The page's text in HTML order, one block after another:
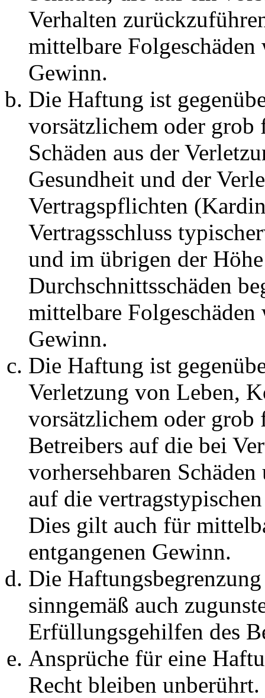
Verhalten
mittelbare Folgeschäden
Gewinn.
Die Haftung ist
vorsätzlichem oder grob
Schäden aus der
Gesundheit und der
Vertragspflichten
Vertragsschluss
und im übrigen der
Durchschnittsschäden
mittelbare Folgeschäden
Gewinn.
Die Haftung ist
Verletzung von Leben,
vorsätzlichem oder grob
Betreibers auf die bei
vorhersehbaren
auf die
Dies gilt auch für
entgangenen Gewinn.
Die
sinngemäß auch
Erfüllungsgehilfen des
Ansprüche für eine
Recht bleiben unberührt.